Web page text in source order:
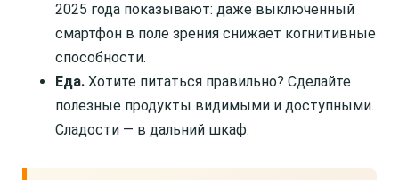
2025 года показывают: даже выключенный
смартфон в поле зрения снижает когнитивные
способности.
Еда. Хотите питаться правильно? Сделайте
полезные продукты видимыми и доступными.
Сладости — в дальний шкаф.